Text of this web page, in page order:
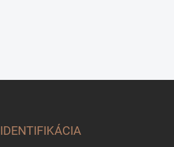
IDENTIFIKÁCIA